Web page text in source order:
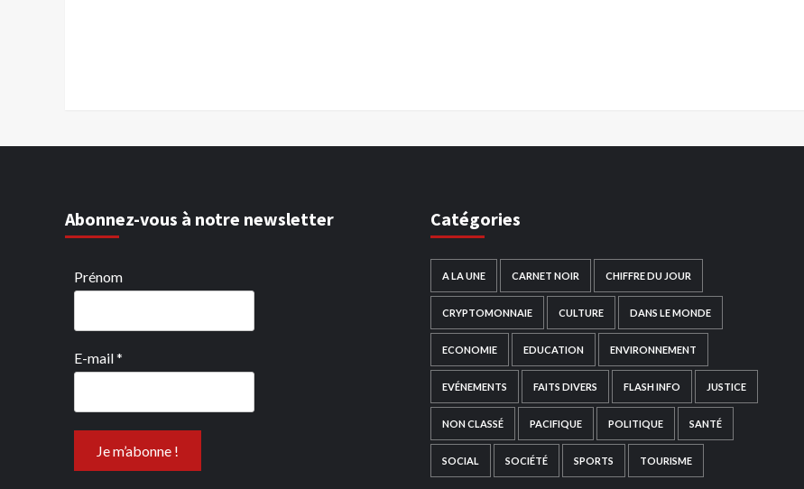
Abonnez-vous à notre newsletter
Prénom
E-mail*
Catégories
A LA UNE CARNET NOIR CHIFFRE DU JOUR
CRYPTOMONNAIE CULTURE DANS LE MONDE
ECONOMIE EDUCATION ENVIRONNEMENT
EVÉNEMENTS FAITS DIVERS FLASH INFO JUSTICE
NON CLASSÉ PACIFIQUE POLITIQUE SANTÉ
SOCIAL SOCIÉTÉ SPORTS TOURISME